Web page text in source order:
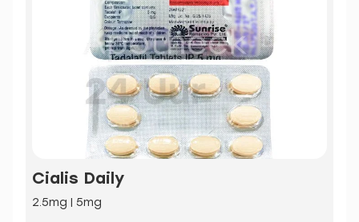
Cialis Daily
2.5mg | 5mg